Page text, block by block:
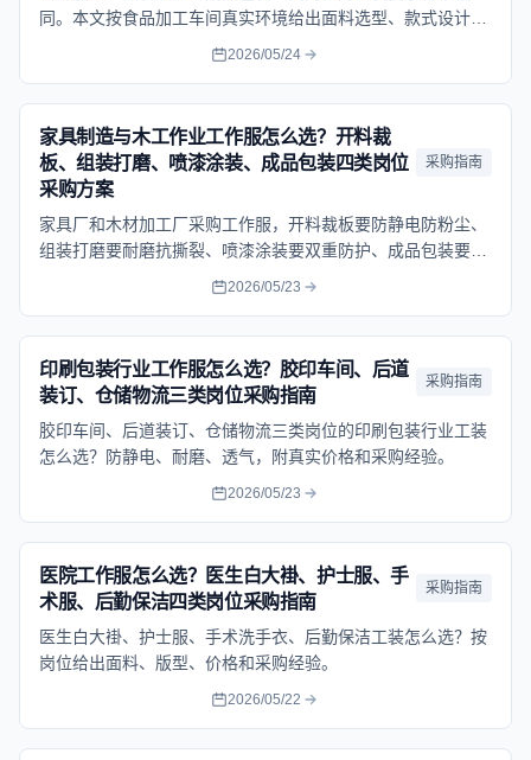
同。本文按食品加工车间真实环境给出面料选型、款式设计和
2026/05/24
家具制造与木工作业工作服怎么选？开料裁
板、组装打磨、喷漆涂装、成品包装四类岗位
采购方案
采购指南
家具厂和木材加工厂采购工作服，开料裁板要防静电防粉尘、
组装打磨要耐磨抗撕裂、喷漆涂装要双重防护、成品包装要舒
适透气。本文按岗位给出面料选型和预算参考。
2026/05/23
印刷包装行业工作服怎么选？胶印车间、后道
装订、仓储物流三类岗位采购指南
采购指南
胶印车间、后道装订、仓储物流三类岗位的印刷包装行业工装
怎么选？防静电、耐磨、透气，附真实价格和采购经验。
2026/05/23
医院工作服怎么选？医生白大褂、护士服、手
术服、后勤保洁四类岗位采购指南
采购指南
医生白大褂、护士服、手术洗手衣、后勤保洁工装怎么选？按
岗位给出面料、版型、价格和采购经验。
2026/05/22